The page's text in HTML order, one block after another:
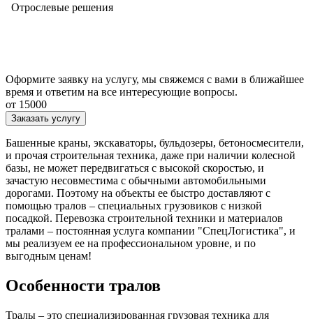
Отрослевые решения
Оформите заявку на услугу, мы свяжемся с вами в ближайшее
время и ответим на все интересующие вопросы.
от 15000
Заказать услугу
Башенные краны, экскаваторы, бульдозеры, бетоносмесители,
и прочая строительная техника, даже при наличии колесной
базы, не может передвигаться с высокой скоростью, и
зачастую несовместима с обычными автомобильными
дорогами. Поэтому на объекты ее быстро доставляют с
помощью тралов – специальных грузовиков с низкой
посадкой. Перевозка строительной техники и материалов
тралами – постоянная услуга компании "СпецЛогистика", и
мы реализуем ее на профессиональном уровне, и по
выгодным ценам!
Особенности тралов
Тралы – это специализированная грузовая техника для